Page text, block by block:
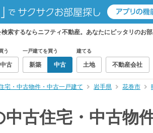
索するならニフティ不動産。あなたにピッタリのお部
う
中古
一戸建てを買う
新築 中古
建てる
土地 不動産会社
宅・中古物件・中古一戸建て 岩手県 花巻市
中古住宅・中古物